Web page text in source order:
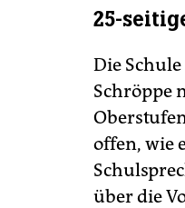
25-
Die
Schröppe
offen, wie
über die